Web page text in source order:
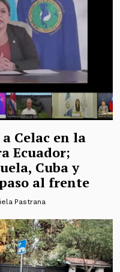
Celac en la
Ecuador;
Cuba y
al frente
Pastrana